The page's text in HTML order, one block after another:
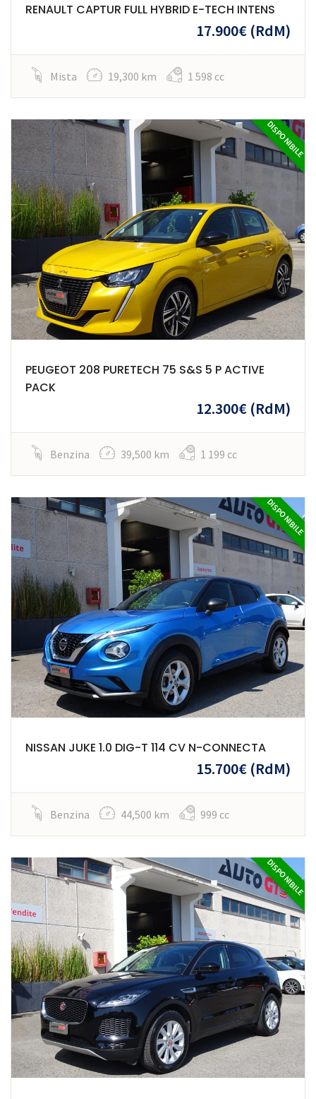
RENAULT CAPTUR FULL HYBRID E-TECH INTENS
17.900€ (RdM)
Mista 19,300 km 1 598 cc
DISPONIBILE
PEUGEOT 208 PURETECH 75 S&S 5 P ACTIVE
PACK
12.300€ (RdM)
Benzina 39,500 km 1 199 cc
DISPONIBILE
NISSAN JUKE 1.0 DIG-T 114 CV N-CONNECTA
15.700€ (RdM)
Benzina 44,500 km 999 cc
DISPONIBILE